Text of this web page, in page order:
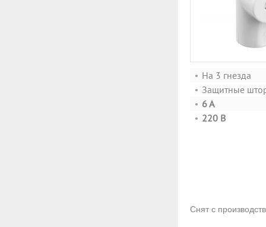
На 3 гнезда
Защитные
6 А
220 В
Снят с